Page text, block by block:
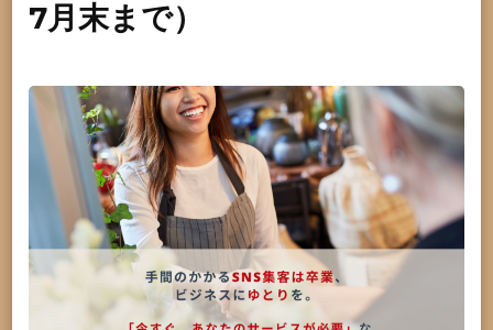
7月末まで）